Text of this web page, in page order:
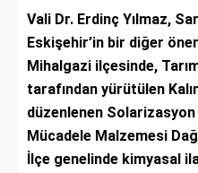
Vali Dr. Erdinç Yılmaz,
Eskişehir’in bir diğer
Mihalgazi ilçesinde,
tarafından yürütülen
düzenlenen
Mücadele Malzemesi
İlçe genelinde kimyasal